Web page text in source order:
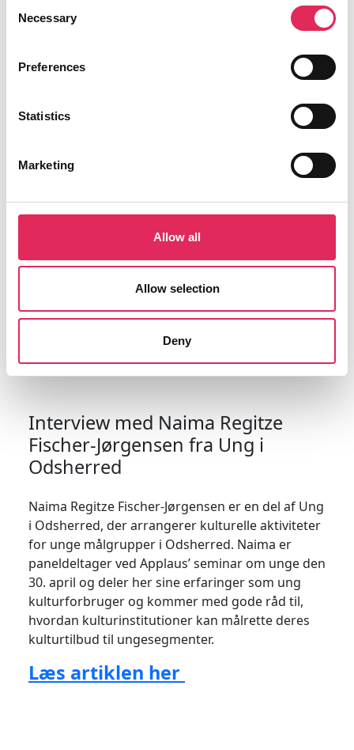
Selection
Necessary
Preferences
Statistics
Marketing
Allow all
Allow selection
Deny
Interview med Ewin Newal Akkurt
Applaus har talt med Ewin Newal Akkurt fra
ved Applaus’ seminardag med unge i fokus.
Ewin deler her, hvad der motiverer hende til at
Naima Regitze Fischer-Jørgensen fra Ung i
Odsherred: “Se de unge som eksperter!”
Interview med Naima Regitze
Fischer-Jørgensen fra Ung i
Odsherred
Naima Regitze Fischer-Jørgensen er en del af Ung
i Odsherred, der arrangerer kulturelle aktiviteter
for unge målgrupper i Odsherred. Naima er
paneldeltager ved Applaus’ seminar om unge den
30. april og deler her sine erfaringer som ung
kulturforbruger og kommer med gode råd til,
hvordan kulturinstitutioner kan målrette deres
kulturtilbud til ungesegmenter.
Læs artiklen her